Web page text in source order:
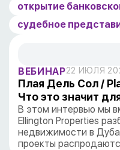
открытие
судебное
ВЕБИНАР22 ИЮЛЯ
Плая Дель Сол /
Что это значит
В этом интервью мы
Ellington Properties
недвижимости в
проекты